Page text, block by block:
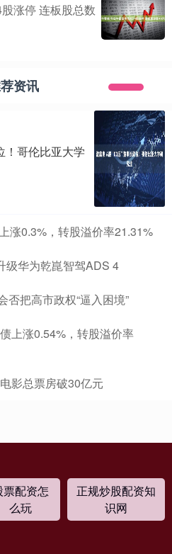
涨停 连板股总数
资讯
！哥伦比亚大学
涨0.3%，转股溢价率21.31%
级华为乾崑智驾ADS 4
否把高市政权“逼入困境”
上涨0.54%，转股溢价率
影总票房破30亿元
票配资怎
么玩
正规炒股配资知
识网